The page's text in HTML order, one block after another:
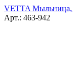
VETTA Мыльница,
Арт.: 463-942